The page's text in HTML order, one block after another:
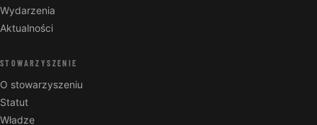
Wydarzenia
Aktualności
STOWARZYSZENIE
O stowarzyszeniu
Statut
Władze